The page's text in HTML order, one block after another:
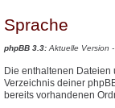
Sprache
phpBB 3.3:Aktuelle Version
Die enthaltenen
Verzeichnis deiner
bereits vorhandenen